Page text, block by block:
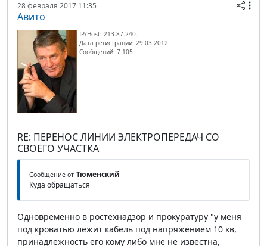
28 февраля 2017 11:35
Авито
IP/Host: 213.87.240.---
Дата регистрации: 29.03.2012
Сообщений: 7 105
RE: ПЕРЕНОС ЛИНИИ ЭЛЕКТРОПЕРЕДАЧ СО
СВОЕГО УЧАСТКА
Сообщение от Тюменский
Куда обращаться
Одновременно в ростехнадзор и прокуратуру "у меня
под кроватью лежит кабель под напряжением 10 кв,
принадлежность его кому либо мне не известна,